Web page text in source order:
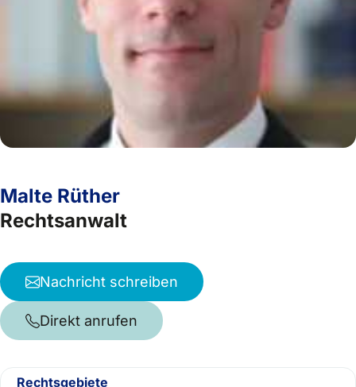
Malte Rüther
Rechtsanwalt
Nachricht schreiben
Direkt anrufen
Rechtsgebiete